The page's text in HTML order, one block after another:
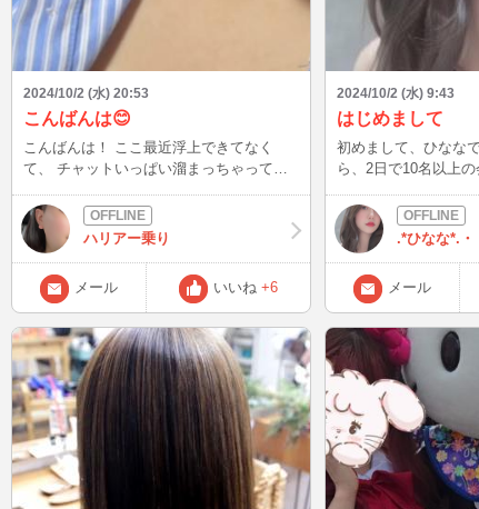
2024/10/2 (水) 20:53
こんばんは😊
こんばんは！ ここ最近浮上できてなく
て、 チャットいっぱい溜まっちゃってる
送ってくださってる方ごめんなさい💦
💦 近々、落ち着く予定
なので、 落ち着けばすぐ浮上するので会
いにきてね💕
ハリアー乗り
メール いいね +6
2024/10/2 (水) 9:43
はじめまして
初めまして、ひなな
ら、2日で10名以上
日どこかで出没予定
かな... 待ち合わせも
かったら ひななとお
.*ひなな*.・
メール